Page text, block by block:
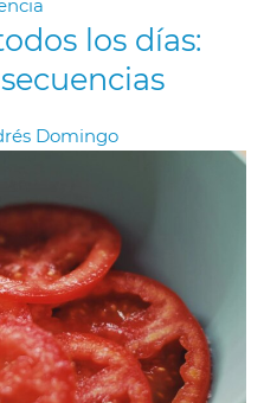
los días:
Domingo